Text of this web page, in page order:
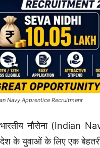
Navy Apprentice Recruitment
भारतीय नौसेना (Indian
देश के युवाओं के लिए एक